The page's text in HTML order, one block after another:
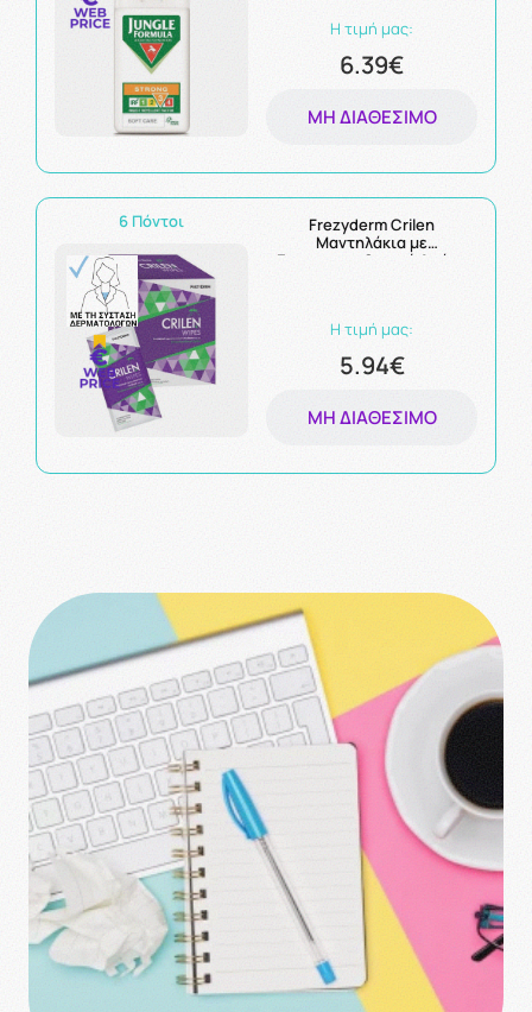
Η τιμή μας:
6.39€
ΜΗ ΔΙΑΘΈΣΙΜΟ
6 Πόντοι
Frezyderm Crilen
Μαντηλάκια με
Εντομοαπωθητική Δράση
Η τιμή μας:
5.94€
ΜΗ ΔΙΑΘΈΣΙΜΟ